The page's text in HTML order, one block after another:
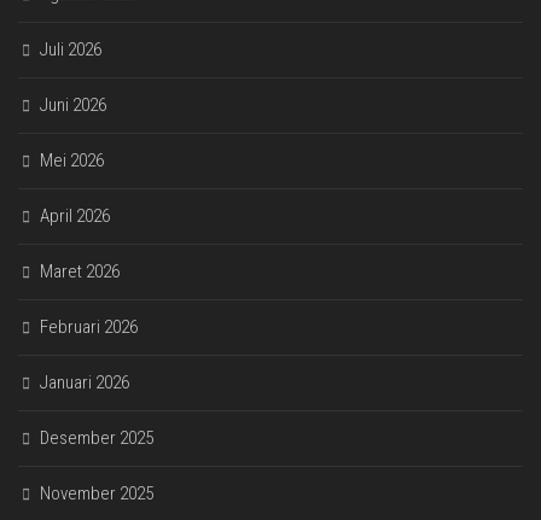
Juli 2026
Juni 2026
Mei 2026
April 2026
Maret 2026
Februari 2026
Januari 2026
Desember 2025
November 2025